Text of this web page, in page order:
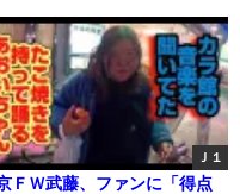
Ｊ１
ＦＷ武藤、ファンに「得点